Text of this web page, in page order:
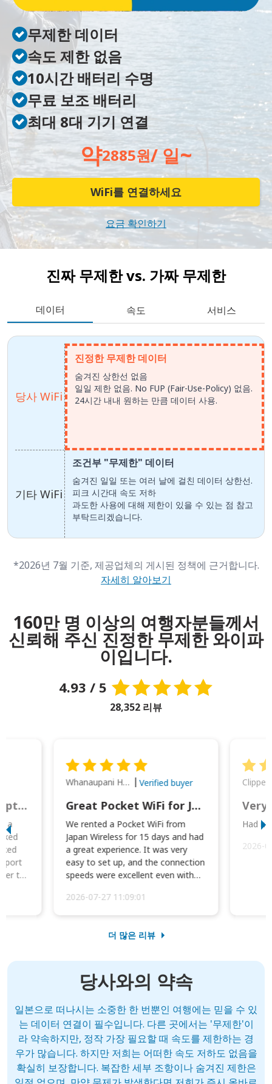
무제한 데이터
속도 제한 없음
10시간 배터리 수명
무료 보조 배터리
최대 8대 기기 연결
약2885원/ 일~
WiFi를 연결하세요
요금 확인하기
진짜 무제한 vs. 가짜 무제한
데이터 속도 서비스
당사 WiFi
기타 WiFi
진정한 무제한 데이터
숨겨진 상한선 없음
일일 제한 없음. No FUP (Fair-Use-Policy) 없음.
24시간 내내 원하는 만큼 데이터 사용.
조건부 "무제한" 데이터
숨겨진 일일 또는 여러 날에 걸친 데이터 상한선.
피크 시간대 속도 저하
과도한 사용에 대해 제한이 있을 수 있는 점 참고
부탁드리겠습니다.
*2026년 7월 기준, 제공업체의 게시된 정책에 근거합니다.
자세히 알아보기
160만 명 이상의 여행자분들께서
신뢰해 주신 진정한 무제한 와이파
이입니다.
4.93 / 5
28,352 리뷰
This was wonderful option to a family of four. Everything worked smoothly.
a
to
Whanaupani Henry Joseph Macown Verified buyer
Great Pocket WiFi for Japan Travel
We rented a Pocket WiFi from
Japan Wireless for 15 days and had
a great experience. It was very
easy to set up, and the connection
speeds were excellent even with
2026-07-27 11:09:01
Very
Had
2026-
더 많은 리뷰
당사와의 약속
일본으로 떠나시는 소중한 한 번뿐인 여행에는 믿을 수 있
는 데이터 연결이 필수입니다. 다른 곳에서는 '무제한'이
라 약속하지만, 정작 가장 필요할 때 속도를 제한하는 경
우가 많습니다. 하지만 저희는 어떠한 속도 저하도 없음을
확실히 보장합니다. 복잡한 세부 조항이나 숨겨진 제한은